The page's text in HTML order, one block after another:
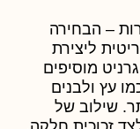
– הבחירה
ליצירת
מוסיפים
עץ ולבנים
שילוב של